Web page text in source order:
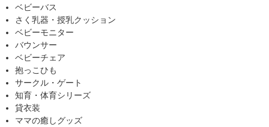
ベビーバス
さく乳器・授乳クッション
ベビーモニター
バウンサー
ベビーチェア
抱っこひも
サークル・ゲート
知育・体育シリーズ
貸衣装
ママの癒しグッズ